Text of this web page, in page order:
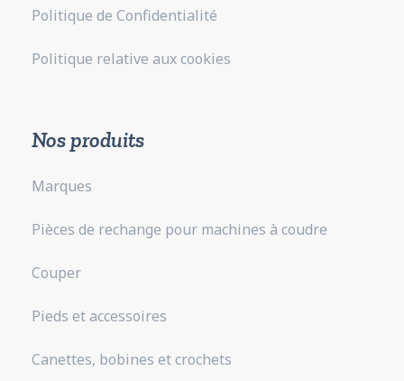
Politique de Confidentialité
Politique relative aux cookies
Nos produits
Marques
Pièces de rechange pour machines à coudre
Couper
Pieds et accessoires
Canettes, bobines et crochets